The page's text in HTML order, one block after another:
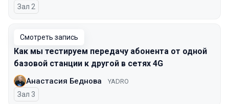
Зал 2
Смотреть запись
Как мы тестируем передачу абонента от одной
базовой станции к другой в сетях 4G
Анастасия Беднова YADRO
Зал 3